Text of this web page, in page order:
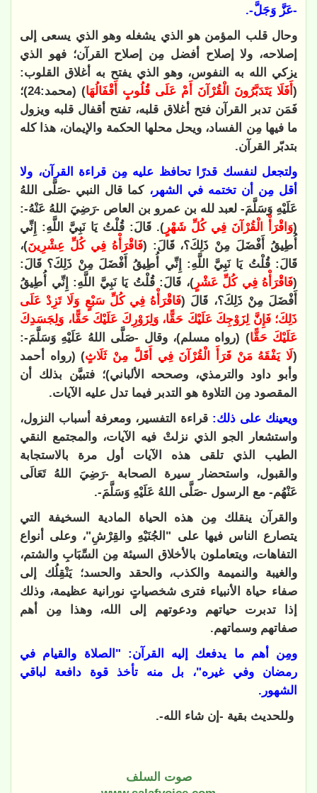
-عَزَّ وَجَلَّ-.
وحال قلب المؤمن هو الذي يشغله وهو الذي يسعى إلى
إصلاحه، ولا إصلاح أفضل مِن إصلاح القرآن؛ فهو الذي
يزكي الله به النفوس، وهو الذي يفتح به أغلاق القلوب:
( أَفَلَا يَتَدَبَّرُونَ الْقُرْآنَ أَمْ عَلَى قُلُوبٍ أَقْفَالُهَا
) (محمد:24)؛
فَمَن تدبر القرآن فتح أغلاق قلبه، تفتح أقفال قلبه ويزول
ما فيها مِن الفساد، ويحل محلها الحكمة والإيمان، هذا كله
بتدبّر القرآن.
ولتجعل لنفسك قدرًا تحافظ عليه مِن قراءة القرآن، ولا
أقل مِن أن تختمه في الشهر، كما قال النبي -صَلَّى اللهُ
عَلَيْهِ وَسَلَّمَ- لعبد لله بن عمرو بن العاص -رَضِيَ اللهُ عَنْهُ-:
(وَاقْرَأْ الْقُرْآنَ فِي كُلِّ شَهْرٍ ). قَالَ: قُلْتُ يَا نَبِيَّ اللَّهِ: إِنِّي
أُطِيقُ أَفْضَلَ مِنْ ذَلِكَ؟، قَالَ: (فَاقْرَأْهُ فِي كُلِّ عِشْرِينَ)،
قَالَ: قُلْتُ يَا نَبِيَّ اللَّهِ: إِنِّي أُطِيقُ أَفْضَلَ مِنْ ذَلِكَ؟ قَالَ:
(فَاقْرَأْهُ فِي كُلِّ عَشْرٍ)، قَالَ: قُلْتُ يَا نَبِيَّ اللَّهِ: إِنِّي أُطِيقُ
أَفْضَلَ مِنْ ذَلِكَ؟، قَالَ (فَاقْرَأْهُ فِي كُلِّ سَبْعٍ وَلَا تَزِدْ عَلَى
ذَلِكَ؛ فَإِنَّ لِزَوْجِكَ عَلَيْكَ حَقًّا، وَلِزَوْرِكَ عَلَيْكَ حَقًّا، وَلِجَسَدِكَ
عَلَيْكَ حَقًّا) (رواه مسلم)، وقال -صَلَّى اللهُ عَلَيْهِ وَسَلَّمَ-:
(لَا يَفْقَهُ مَنْ قَرَأَ الْقُرْآنَ فِي أَقَلَّ مِنْ ثَلَاثٍ) (رواه أحمد
وأبو داود والترمذي، وصححه الألباني)؛ فتبيَّن بذلك أن
المقصود مِن التلاوة هو التدبر فيما تدل عليه الآيات.
ويعينك على ذلك: قراءة التفسير، ومعرفة أسباب النزول،
واستشعار الجو الذي نزلتْ فيه الآيات، والمجتمع النقي
الطيب الذي تلقى هذه الآيات أول مرة بالاستجابة
والقبول، واستحضار سيرة الصحابة -رَضِيَ اللهُ تَعَالَى
عَنْهُم- مع الرسول -صَلَّى اللهُ عَلَيْهِ وَسَلَّمَ-.
والقرآن ينقلك مِن هذه الحياة المادية السخيفة التي
يتصارع الناس فيها على "الجُنَيْهِ والقِرْشِ"، وعلى أنواع
التفاهات، ويتعاملون بالأخلاق السيئة مِن السِّبَابِ والشتم،
والغيبة والنميمة والكذب، والحقد والحسد؛ يَنْقِلُك إلى
صفاء حياة الأنبياء فترى شخصياتٍ نورانية عظيمة، وذلك
إذا تدبرت حياتهم ودعوتهم إلى الله، وهذا مِن أهم
صفاتهم وسماتهم.
ومِن أهم ما يدفعك إليه القرآن: "الصلاة والقيام في
رمضان وفي غيره"، بل منه تأخذ قوة دافعة لباقي
الشهور.
وللحديث بقية -إن شاء الله-.
صوت السلف